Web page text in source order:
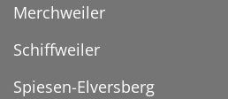
Merchweiler
Schiffweiler
Spiesen-Elversberg